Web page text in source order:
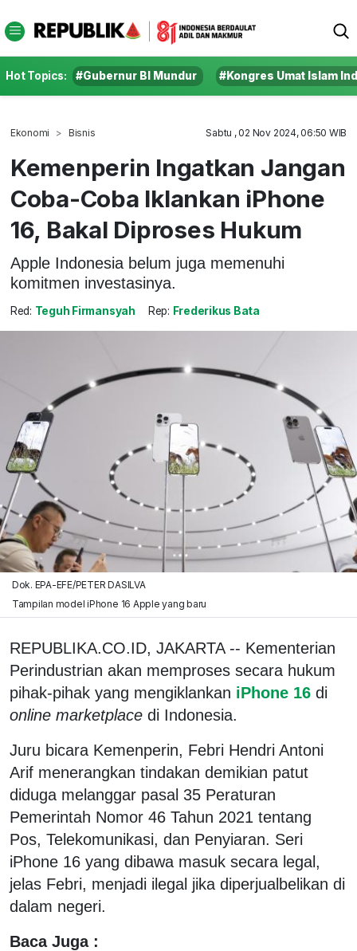
Hot Topics: #Gubernur BI Mundur #Kongres Umat Islam
Ekonomi Bisnis Sabtu , 02 Nov 2024, 06:50 WIB
Kemenperin Ingatkan Jangan
Coba-Coba Iklankan iPhone
16, Bakal Diproses Hukum
Apple Indonesia belum juga memenuhi
komitmen investasinya.
Red: Teguh Firmansyah Rep: Frederikus Bata
Dok. EPA-EFE/PETER DASILVA
Tampilan model iPhone 16 Apple yang baru
REPUBLIKA.CO.ID, JAKARTA -- Kementerian
Perindustrian akan memproses secara hukum
pihak-pihak yang mengiklankan iPhone 16 di
online marketplace di Indonesia.
Juru bicara Kemenperin, Febri Hendri Antoni
Arif menerangkan tindakan demikian patut
diduga melanggar pasal 35 Peraturan
Pemerintah Nomor 46 Tahun 2021 tentang
Pos, Telekomunikasi, dan Penyiaran. Seri
iPhone 16 yang dibawa masuk secara legal,
jelas Febri, menjadi ilegal jika diperjualbelikan di
dalam negeri.
Baca Juga :